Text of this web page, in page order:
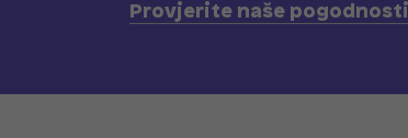
Provjerite naše pogodnosti